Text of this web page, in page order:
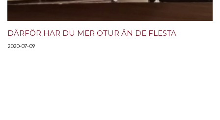
DÄRFÖR HAR DU MER OTUR ÄN DE FLESTA
2020-07-09